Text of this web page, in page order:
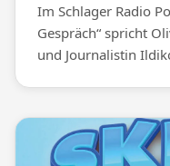
Im Schlager Radio
Gespräch“ spricht
und Journalistin